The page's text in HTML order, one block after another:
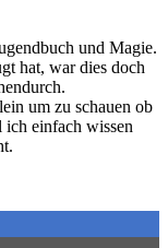
und Magie.
hat, war dies doch
um zu schauen ob
einfach wissen